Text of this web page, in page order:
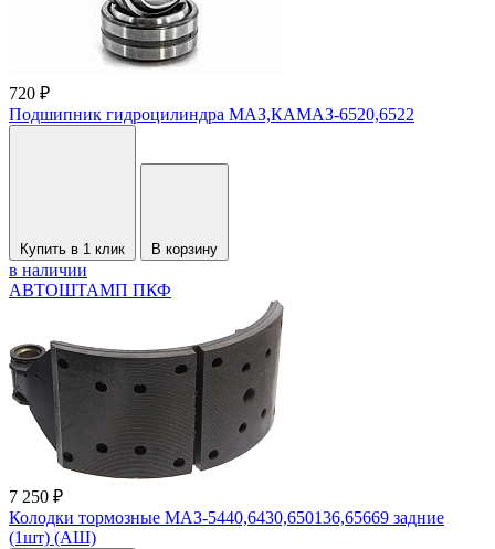
720 ₽
Подшипник гидроцилиндра МАЗ,КАМАЗ-6520,6522
Купить в 1 клик В корзину
в наличии
АВТОШТАМП ПКФ
7 250 ₽
Колодки тормозные МАЗ-5440,6430,650136,65669 задние
(1шт) (АШ)